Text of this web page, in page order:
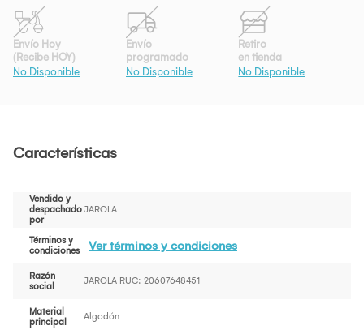
Envío Hoy
(Recibe HOY)
No Disponible
Envío
programado
No Disponible
Retiro
en tienda
No Disponible
Características
Vendido y
despachado
por
JAROLA
Términos y
condiciones
Ver términos y condiciones
Razón
social
JAROLA RUC: 20607648451
Material
principal
Algodón